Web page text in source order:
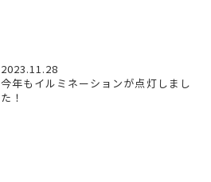
2023.11.28
今年もイルミネーションが点灯しまし
た！